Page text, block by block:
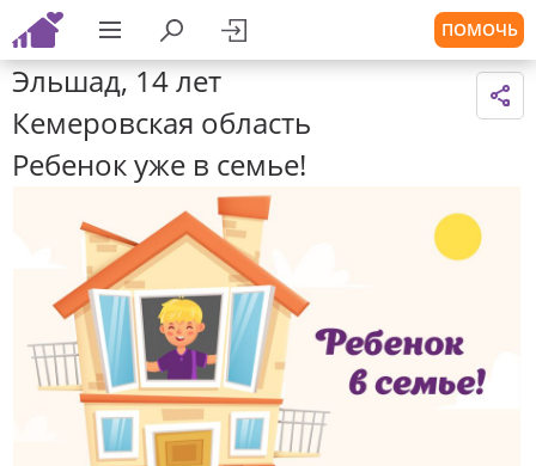
ПОМОЧЬ
Эльшад, 14 лет
Кемеровская область
Ребенок уже в семье!